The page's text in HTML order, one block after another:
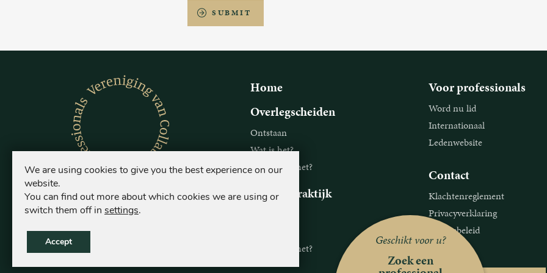
Geschikt voor u?
Zoek een
SUBMIT
Home
Overlegscheiden
Ontstaan
Wat is het?
Voor wie is het?
Overlegpraktijk
Voor wie is het?
Voor professionals
Word nu lid
Internationaal
Ledenwebsite
Contact
Klachtenreglement
Privacyverklaring
Cookiebeleid
Disclaimer
We are using cookies to give you the best experience on our
website.
You can find out more about which cookies we are using or
switch them off in settings.
Accept